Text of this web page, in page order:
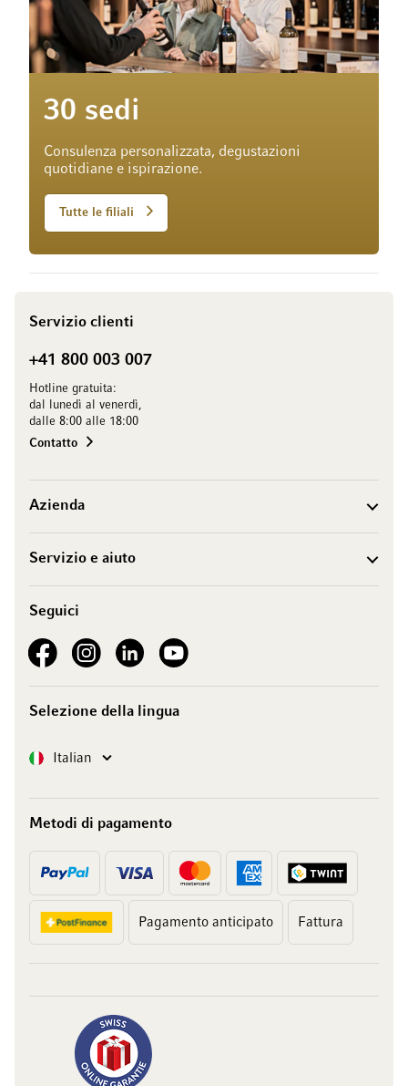
30 sedi
Consulenza personalizzata, degustazioni
quotidiane e ispirazione.
Tutte le filiali
Servizio clienti
+41 800 003 007
Hotline gratuita:
dal lunedì al venerdì,
dalle 8:00 alle 18:00
Contatto
Azienda
Servizio e aiuto
Seguici
See our FacebookSee our Instagram account
See our LinkedInSee our YouTube channel
Selezione della lingua
Lingua Italian
Metodi di pagamento
Pagamento anticipato Fattura